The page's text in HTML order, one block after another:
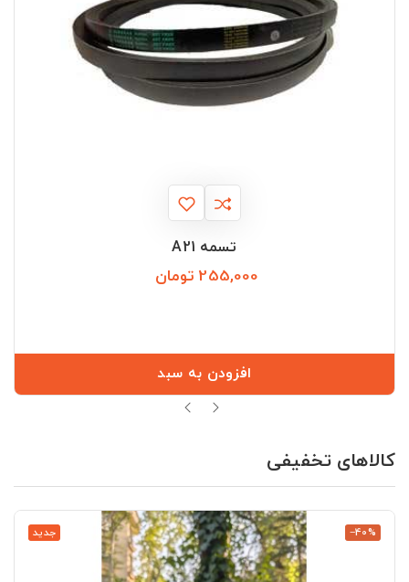
تسمه A21
255,000 تومان
افزودن به سبد
کالاهای تخفیفی
جدید ‎−40%